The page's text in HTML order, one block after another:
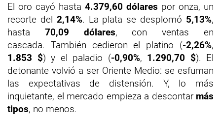
El oro cayó hasta 4.379,60 dólares por onza, un
recorte del 2,14%. La plata se desplomó 5,13%,
hasta 70,09 dólares, con ventas en
cascada. También cedieron el platino (-2,26%,
1.853 $) y el paladio (-0,90%, 1.290,70 $). El
detonante volvió a ser Oriente Medio: se esfuman
las expectativas de distensión. Y, lo más
inquietante, el mercado empieza a descontar más
tipos, no menos.